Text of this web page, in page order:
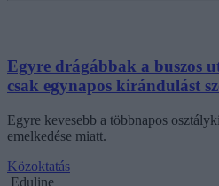
Egyre drágábbak a buszos
csak egynapos kirándulást
Egyre kevesebb a többnapos
emelkedése miatt.
Közoktatás
Eduline